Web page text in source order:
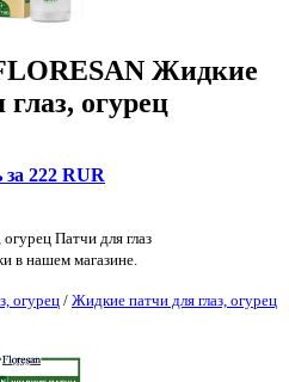
Жидкие
огурец
222 RUR
Патчи для глаз
в нашем магазине.
огурец / Жидкие патчи для глаз, огурец